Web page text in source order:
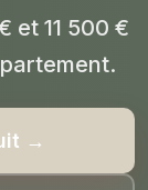
et 11 500 €
→